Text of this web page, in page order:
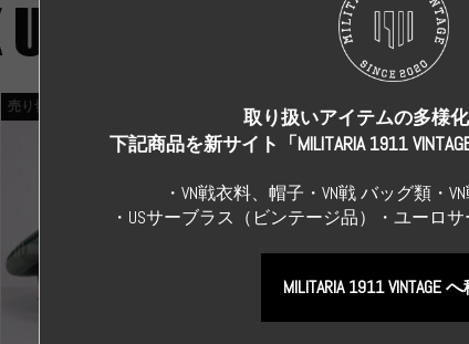
売り切れ 売り切れ
取り扱いアイテムの多様化
下記商品を新サイト「MILITARIA 1911
・VN戦衣料、帽子・VN戦 バッグ類・
・USサーブラス（ビンテージ品）・ユーロ
MILITARIA 1911 VINTAGE